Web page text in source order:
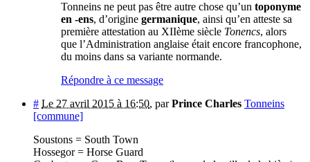
Tonneins ne peut pas être autre chose qu’un toponyme
en -ens, d’origine germanique, ainsi qu’en atteste sa
première attestation au XIIème siècle Tonencs, alors
que l’Administration anglaise était encore francophone,
du moins dans sa variante normande.
Répondre à ce message
# Le 27 avril 2015 à 16:50, parPrince Charles Tonneins
[commune]
Soustons = South Town
Hossegor = Horse Guard